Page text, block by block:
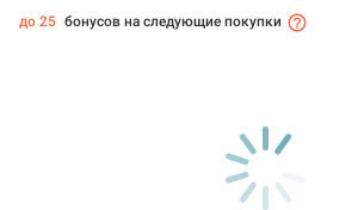
до 25 бонусов на следующие покупки